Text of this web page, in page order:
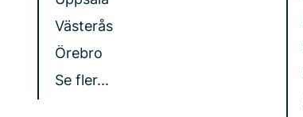
Västerås
Örebro
Se fler...